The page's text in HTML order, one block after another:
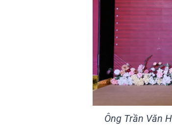
Ông Trần Văn